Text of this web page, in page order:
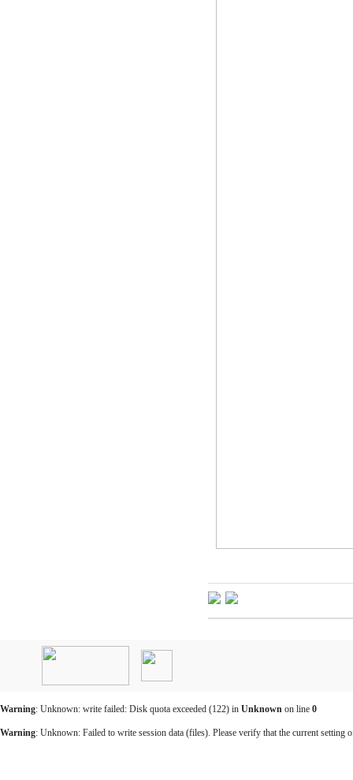
마
장
Warning: Unknown: write failed: Disk quota exceeded (122) in Unknown on line 0
Warning: Unknown: Failed to write session data (files). Please verify that the current setting